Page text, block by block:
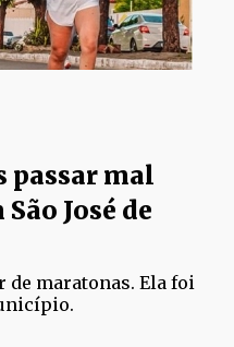
passar mal
José de
maratonas. Ela foi